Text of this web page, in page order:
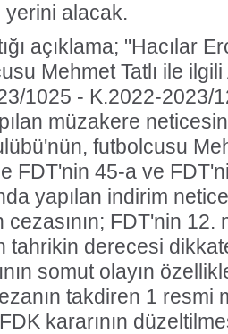
yerini alacak.
açıklama; "Hacılar
Mehmet Tatlı ile
1025 - K.2022-2023/
müzakere
futbolcusu
FDT'nin 45-a ve
yapılan indirim
FDT'nin 12.
tahrikin derecesi
somut olayın
takdiren 1 resmi
kararının